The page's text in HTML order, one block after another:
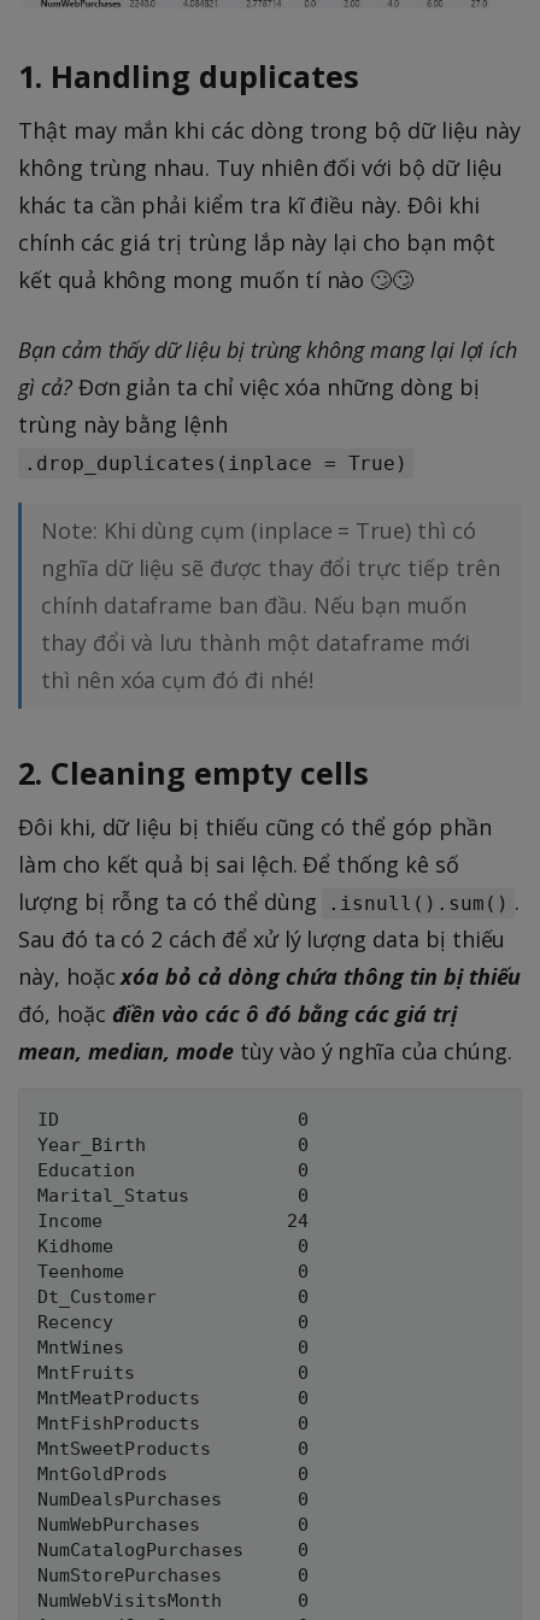
1. Handling duplicates
Thật may mắn khi các dòng trong bộ dữ liệu này
không trùng nhau. Tuy nhiên đối với bộ dữ liệu
khác ta cần phải kiểm tra kĩ điều này. Đôi khi
chính các giá trị trùng lắp này lại cho bạn một
kết quả không mong muốn tí nào 🙄🙄
Bạn cảm thấy dữ liệu bị trùng không mang lại lợi ích
gì cả?Đơn giản ta chỉ việc xóa những dòng bị
trùng này bằng lệnh
.drop_duplicates(inplace = True)
Note: Khi dùng cụm (inplace = True) thì có
nghĩa dữ liệu sẽ được thay đổi trực tiếp trên
chính dataframe ban đầu. Nếu bạn muốn
thay đổi và lưu thành một dataframe mới
thì nên xóa cụm đó đi nhé!
2. Cleaning empty cells
Đôi khi, dữ liệu bị thiếu cũng có thể góp phần
làm cho kết quả bị sai lệch. Để thống kê số
lượng bị rỗng ta có thể dùng
.isnull().sum() .
Sau đó ta có 2 cách để xử lý lượng data bị thiếu
này, hoặcxóa bỏ cả dòng chứa thông tin bị thiếu
đó, hoặc điền vào các ô đó bằng các giá trị
mean, median, mode tùy vào ý nghĩa của chúng.
ID                      0
Year_Birth              0
Education               0
Marital_Status          0
Income                 24
Kidhome                 0
Teenhome                0
Dt_Customer             0
Recency                 0
MntWines                0
MntFruits               0
MntMeatProducts         0
MntFishProducts         0
MntSweetProducts        0
MntGoldProds            0
NumDealsPurchases       0
NumWebPurchases         0
NumCatalogPurchases     0
NumStorePurchases       0
NumWebVisitsMonth       0